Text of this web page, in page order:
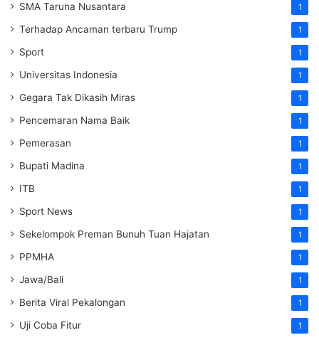
SMA Taruna Nusantara 1
Terhadap Ancaman terbaru Trump 1
Sport 1
Universitas Indonesia 1
Gegara Tak Dikasih Miras 1
Pencemaran Nama Baik 1
Pemerasan 1
Bupati Madina 1
ITB 1
Sport News 1
Sekelompok Preman Bunuh Tuan Hajatan 1
PPMHA 1
Jawa/Bali 1
Berita Viral Pekalongan 1
Uji Coba Fitur 1